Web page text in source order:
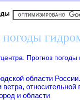
Прогноз
области
ветра,
и области